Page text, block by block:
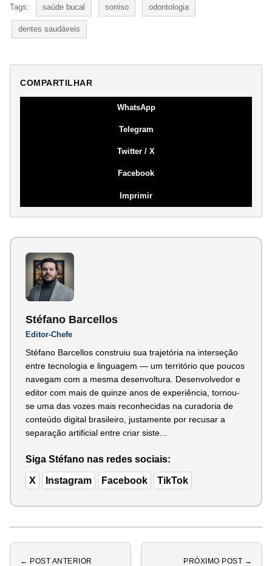
Tags: saúde bucal sorriso odontologia
dentes saudáveis
COMPARTILHAR
WhatsApp
Telegram
Twitter / X
Facebook
Imprimir
Stéfano Barcellos
Editor-Chefe
Stéfano Barcellos construiu sua trajetória na interseção
entre tecnologia e linguagem — um território que poucos
navegam com a mesma desenvoltura. Desenvolvedor e
editor com mais de quinze anos de experiência, tornou-
se uma das vozes mais reconhecidas na curadoria de
conteúdo digital brasileiro, justamente por recusar a
separação artificial entre criar siste...
Siga Stéfano nas redes sociais:
X Instagram Facebook TikTok
← POST ANTERIOR PRÓXIMO POST →